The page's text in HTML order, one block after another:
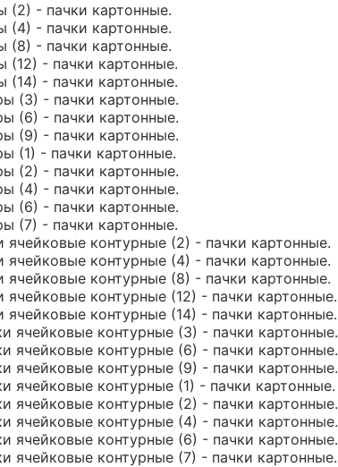
(2) - пачки картонные.
(4) - пачки картонные.
(8) - пачки картонные.
(12) - пачки картонные.
(14) - пачки картонные.
(3) - пачки картонные.
(6) - пачки картонные.
(9) - пачки картонные.
(1) - пачки картонные.
(2) - пачки картонные.
(4) - пачки картонные.
(6) - пачки картонные.
(7) - пачки картонные.
ячейковые контурные (2) - пачки картонные.
ячейковые контурные (4) - пачки картонные.
ячейковые контурные (8) - пачки картонные.
ячейковые контурные (12) - пачки картонные.
ячейковые контурные (14) - пачки картонные.
ячейковые контурные (3) - пачки картонные.
ячейковые контурные (6) - пачки картонные.
ячейковые контурные (9) - пачки картонные.
ячейковые контурные (1) - пачки картонные.
ячейковые контурные (2) - пачки картонные.
ячейковые контурные (4) - пачки картонные.
ячейковые контурные (6) - пачки картонные.
ячейковые контурные (7) - пачки картонные.